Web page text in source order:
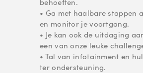
• Ga met haalbare stappen
en monitor je voortgang.
• Je kan ook de uitdaging
een van onze leuke
• Tal van infotainment en
ter ondersteuning.